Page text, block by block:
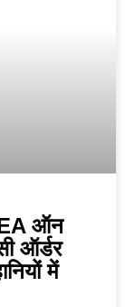
ऑन
ऑर्डर
में